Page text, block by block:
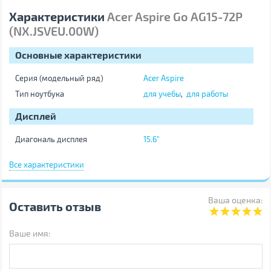
Характеристики Acer Aspire Go AG15-72P
(NX.JSVEU.00W)
Основные характеристики
Серия (модельный ряд)
Acer Aspire
Тип ноутбука
для учебы, для работы
Дисплей
Диагональ дисплея
15.6"
Тип матрицы
Частота обновления экрана
Поколение процессора Intel
15-е поколение
Все характеристики
Оставить отзыв Ваша оценка:
Ваше имя: